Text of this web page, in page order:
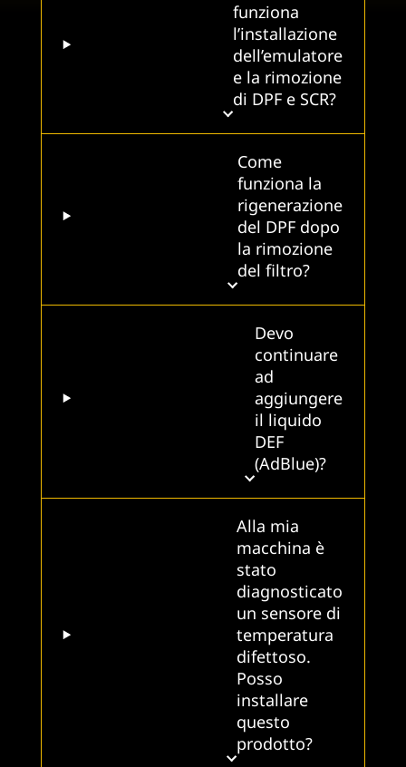
funziona
l’installazione
dell’emulatore
e la rimozione
di DPF e SCR?
Come
funziona la
rigenerazione
del DPF dopo
la rimozione
del filtro?
Devo
continuare
ad
aggiungere
il liquido
DEF
(AdBlue)?
Alla mia
macchina è
stato
diagnosticato
un sensore di
temperatura
difettoso.
Posso
installare
questo
prodotto?